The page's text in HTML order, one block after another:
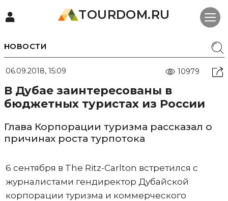
TOURDOM.RU
НОВОСТИ
06.09.2018, 15:09 10979
В Дубае заинтересованы в
бюджетных туристах из России
Глава Корпорации туризма рассказал о
причинах роста турпотока
6 сентября в The Ritz-Carlton встретился с
журналистами гендиректор Дубайской
корпорации туризма и коммерческого